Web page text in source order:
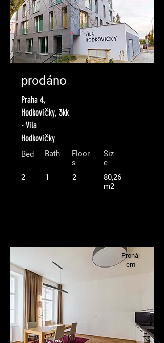
prodáno
Praha 4,
Hodkovičky, 3kk
- Vila
Hodkovičky
Bed
2
Bath
1
Floor
s
2
Siz
e
80,26
m2
Pronáj
em